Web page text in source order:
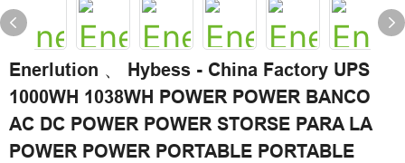
Enerlution 、 Hybess - China Factory UPS
1000WH 1038WH POWER POWER BANCO
AC DC POWER POWER STORSE PARA LA
POWER POWER PORTABLE PORTABLE